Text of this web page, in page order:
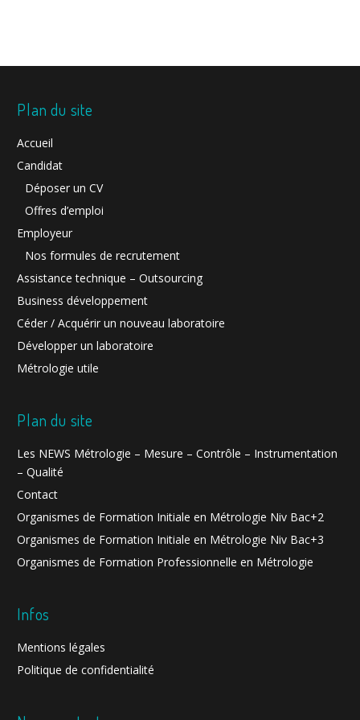
Plan du site
Accueil
Candidat
Déposer un CV
Offres d’emploi
Employeur
Nos formules de recrutement
Assistance technique – Outsourcing
Business développement
Céder / Acquérir un nouveau laboratoire
Développer un laboratoire
Métrologie utile
Plan du site
Les NEWS Métrologie – Mesure – Contrôle – Instrumentation
– Qualité
Contact
Organismes de Formation Initiale en Métrologie Niv Bac+2
Organismes de Formation Initiale en Métrologie Niv Bac+3
Organismes de Formation Professionnelle en Métrologie
Infos
Mentions légales
Politique de confidentialité